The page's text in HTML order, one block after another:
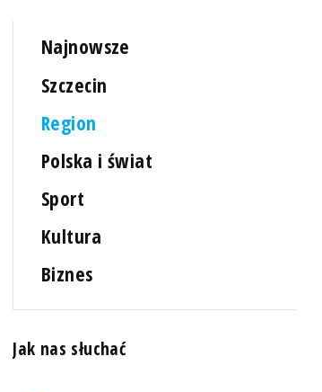
Najnowsze
Szczecin
Region
Polska i świat
Sport
Kultura
Biznes
Jak nas słuchać